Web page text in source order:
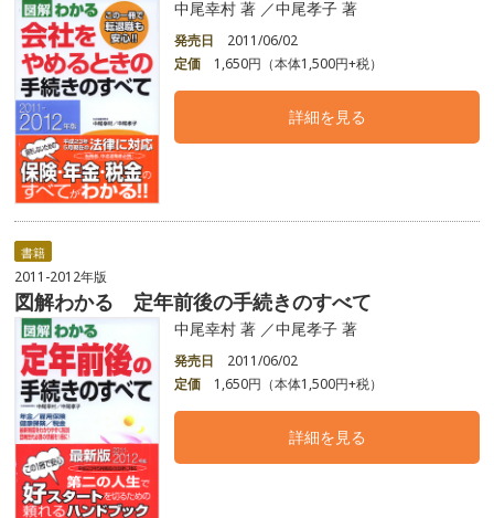
中尾幸村 著 ／中尾孝子 著
発売日
2011/06/02
定価
1,650円（本体1,500円+税）
詳細を見る
書籍
2011-2012年版
図解わかる 定年前後の手続きのすべて
中尾幸村 著 ／中尾孝子 著
発売日
2011/06/02
定価
1,650円（本体1,500円+税）
詳細を見る